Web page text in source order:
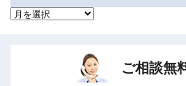
ア
ご相談無